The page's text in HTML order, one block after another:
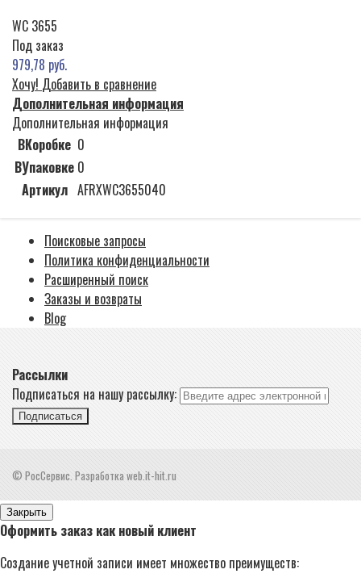
WC 3655
Под заказ
979,78 руб.
Хочу! Добавить в сравнение
Дополнительная информация
Дополнительная информация
ВКоробке 0
ВУпаковке 0
Артикул AFRXWC3655040
Поисковые запросы
Политика конфиденциальности
Расширенный поиск
Заказы и возвраты
Blog
Рассылки
Подписаться на нашу рассылку:
Подписаться
© РосСервис. Разработка web.it-hit.ru
Закрыть
Оформить заказ как новый клиент
Создание учетной записи имеет множество преимуществ: